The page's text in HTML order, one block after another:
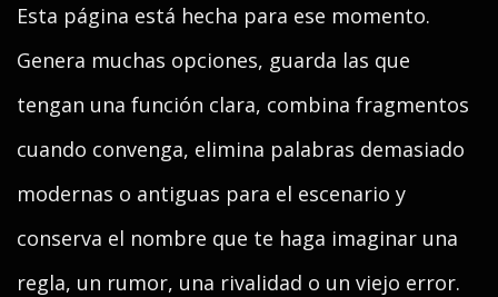
Esta página está hecha para ese momento.
Genera muchas opciones, guarda las que
tengan una función clara, combina fragmentos
cuando convenga, elimina palabras demasiado
modernas o antiguas para el escenario y
conserva el nombre que te haga imaginar una
regla, un rumor, una rivalidad o un viejo error.